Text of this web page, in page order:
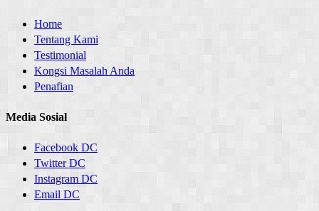
Home
Tentang Kami
Testimonial
Kongsi Masalah Anda
Penafian
Media Sosial
Facebook DC
Twitter DC
Instagram DC
Email DC